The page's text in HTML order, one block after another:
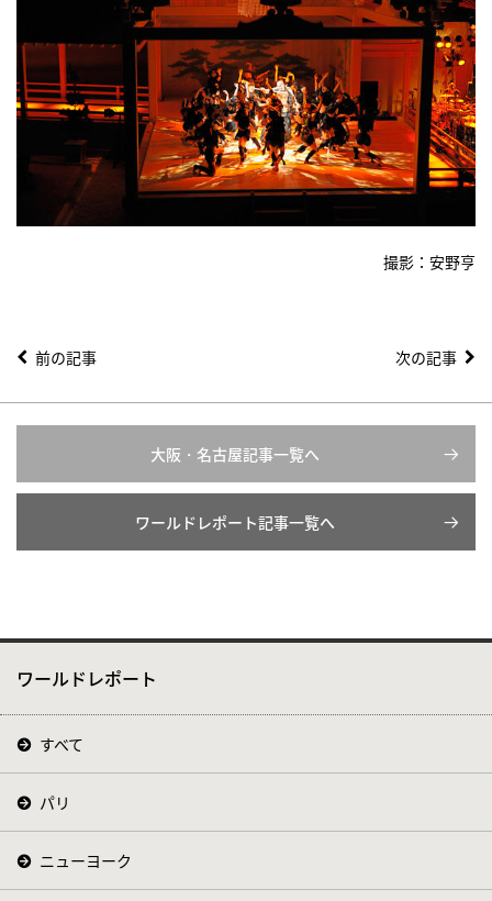
撮影：安野亨
前の記事 次の記事
大阪・名古屋記事一覧へ
ワールドレポート記事一覧へ
ワールドレポート
すべて
パリ
ニューヨーク